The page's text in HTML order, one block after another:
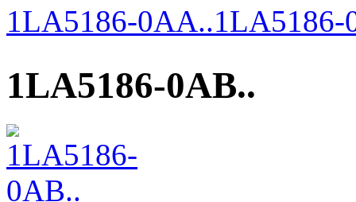
1LA5186-0AA..1LA5186-
1LA5186-0AB..